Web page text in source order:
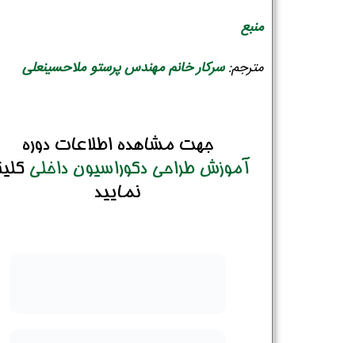
منبع
مترجم:سرکار خانم مهندس پرستو ملاحسینعلی
جهت مشاهده اطلاعات دوره
آموزش طراحی دکوراسیون داخلی
نمایید
*